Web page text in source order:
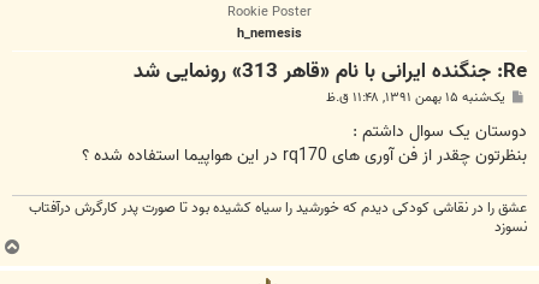
Rookie Poster
h_nemesis
Re: جنگنده ایرانی با نام «قاهر 313» رونمایی شد
پ
ت
یک‌شنبه ۱۵ بهمن ۱۳۹۱, ۱۱:۴۸ ق.ظ
دوستان یک سوال داشتم :
بنظرتون چقدر از فن آوری های rq170 در این هواپیما استفاده شده ؟
عشق را در نقاشی کودکی دیدم که خورشید را سیاه کشیده بود تا صورت پدر کارگرش درآفتاب
نسوزد
ب
ا